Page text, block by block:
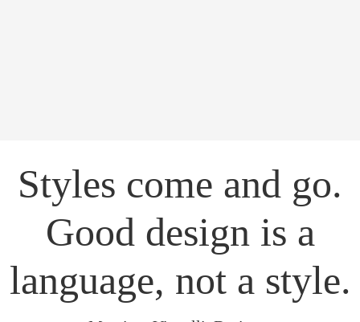
Styles come and go.
Good design is a
language, not a style.